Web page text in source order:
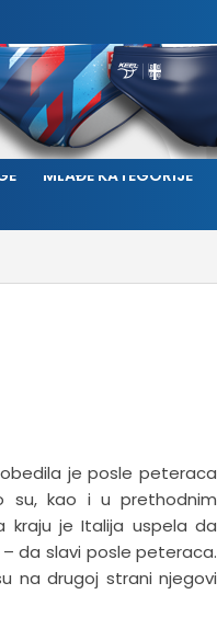
MLAĐE KATEGORIJE
je posle peteraca
su, kao i u prethodnim
kraju je Italija uspela da
da slavi posle peteraca.
na drugoj strani njegovi